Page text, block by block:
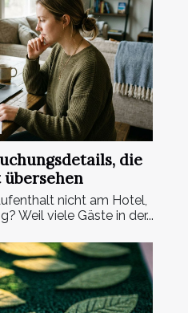
die
nicht am Hotel,
Weil viele Gäste in der...